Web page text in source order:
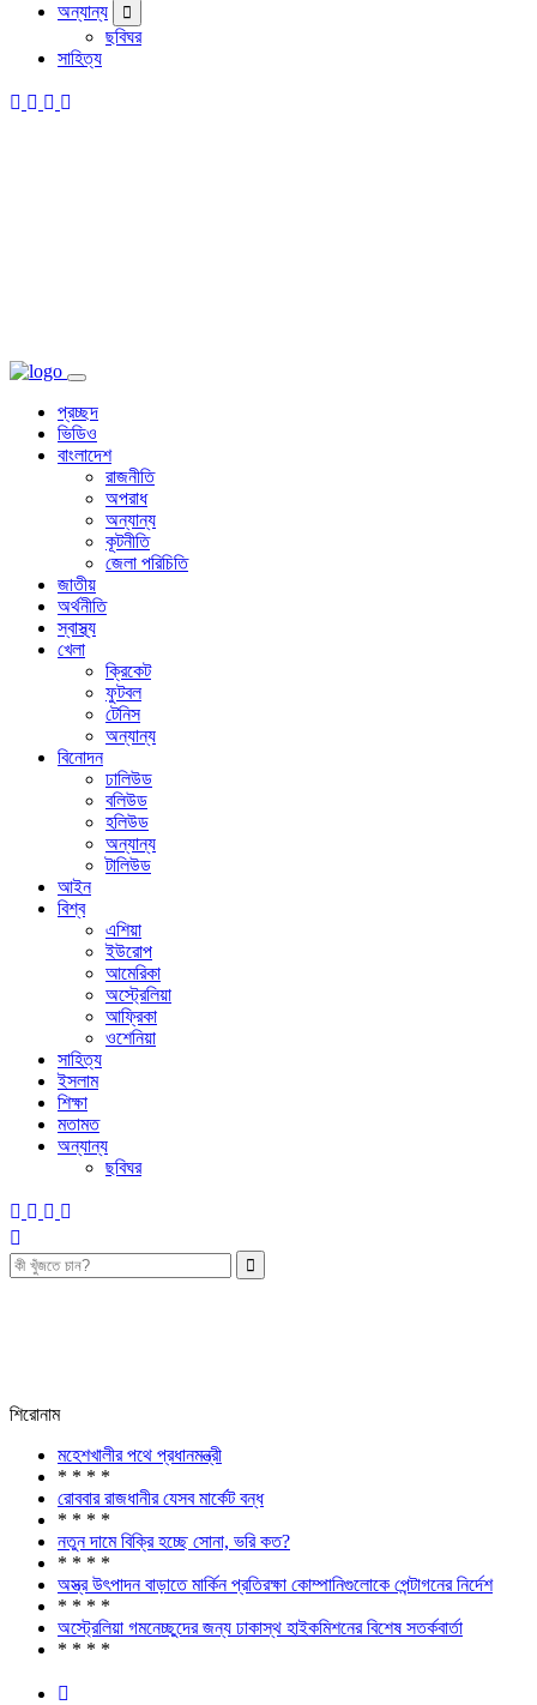
অন্যান্য
ছবিঘর
সাহিত্য
প্রচ্ছদ
ভিডিও
বাংলাদেশ
রাজনীতি
অপরাধ
অন্যান্য
কূটনীতি
জেলা পরিচিতি
জাতীয়
অর্থনীতি
স্বাস্থ্য
খেলা
ক্রিকেট
ফুটবল
টেনিস
অন্যান্য
বিনোদন
ঢালিউড
বলিউড
হলিউড
অন্যান্য
টালিউড
আইন
বিশ্ব
এশিয়া
ইউরোপ
আমেরিকা
অস্ট্রেলিয়া
আফ্রিকা
ওশেনিয়া
সাহিত্য
ইসলাম
শিক্ষা
মতামত
অন্যান্য
ছবিঘর
শিরোনাম
মহেশখালীর পথে প্রধানমন্ত্রী
* * * *
রোববার রাজধানীর যেসব মার্কেট বন্ধ
* * * *
নতুন দামে বিক্রি হচ্ছে সোনা, ভরি কত?
* * * *
অস্ত্র উৎপাদন বাড়াতে মার্কিন প্রতিরক্ষা কোম্পানিগুলোকে পেন্টাগনের নির্দেশ
* * * *
অস্ট্রেলিয়া গমনেচ্ছুদের জন্য ঢাকাস্থ হাইকমিশনের বিশেষ সতর্কবার্তা
* * * *